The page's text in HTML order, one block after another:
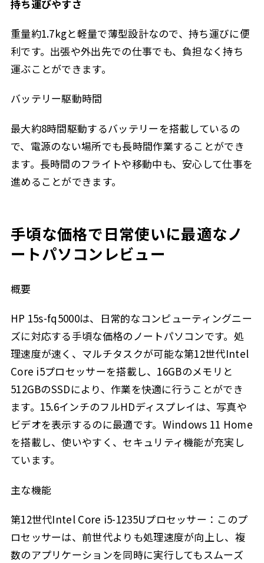
持ち運びやすさ
重量約1.7kgと軽量で薄型設計なので、持ち運びに便
利です。出張や外出先での仕事でも、負担なく持ち
運ぶことができます。
バッテリー駆動時間
最大約8時間駆動するバッテリーを搭載しているの
で、電源のない場所でも長時間作業することができ
ます。長時間のフライトや移動中も、安心して仕事を
進めることができます。
手頃な価格で日常使いに最適なノ
ートパソコンレビュー
概要
HP 15s-fq5000は、日常的なコンピューティングニー
ズに対応する手頃な価格のノートパソコンです。処
理速度が速く、マルチタスクが可能な第12世代Intel
Core i5プロセッサーを搭載し、16GBのメモリと
512GBのSSDにより、作業を快適に行うことができ
ます。15.6インチのフルHDディスプレイは、写真や
ビデオを表示するのに最適です。Windows 11 Home
を搭載し、使いやすく、セキュリティ機能が充実し
ています。
主な機能
第12世代Intel Core i5-1235Uプロセッサー：このプ
ロセッサーは、前世代よりも処理速度が向上し、複
数のアプリケーションを同時に実行してもスムーズ